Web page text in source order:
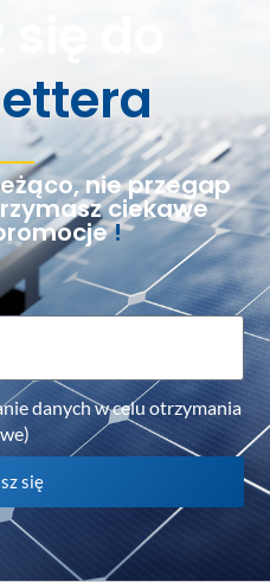
do
nie przegap
ciekawe
!
danych w celu otrzymania
się